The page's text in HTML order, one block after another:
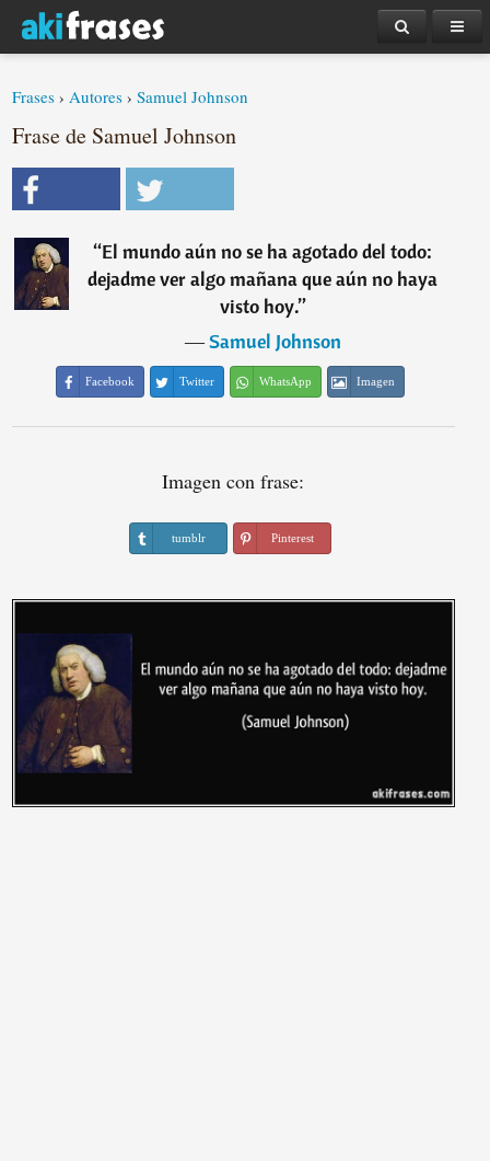
Frases ›Autores ›Samuel Johnson
Frase de Samuel Johnson
“El mundo aún no se ha agotado del todo:
dejadme ver algo mañana que aún no haya
visto hoy.”
―Samuel Johnson
Facebook Twitter WhatsApp Imagen
Imagen con frase:
tumblr Pinterest